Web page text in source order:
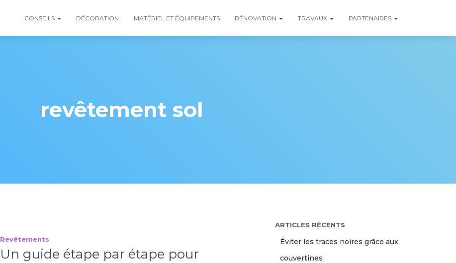
CONSEILS DÉCORATION MATÉRIEL ET ÉQUIPEMENTS RÉNOVATION TRAVAUX PARTENAIRES
revêtement sol
Revêtements
Un guide étape par étape pour
ARTICLES RÉCENTS
Éviter les traces noires grâce aux
couvertines